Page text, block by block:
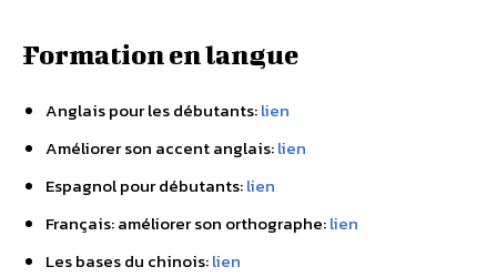
Formation en langue
Anglais pour les débutants:lien
Améliorer son accent anglais:lien
Espagnol pour débutants:lien
Français: améliorer son orthographe:lien
Les bases du chinois:lien